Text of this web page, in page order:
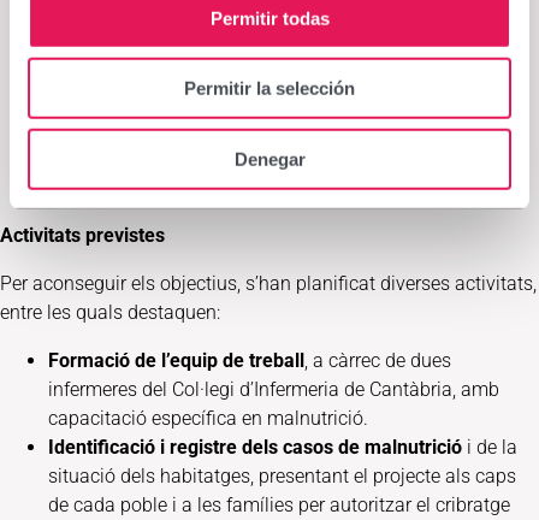
Permitir todas
Permitir la selección
Denegar
especialment sobre les causes i símptomes de la
malnutrició, les normes d’higiene i les bones
Laintroducció d’hàbits alimentaris saludablesen
les llars a través d’educació nutricional i
demostracions culinàries.
Activitats previstes
Per aconseguir els objectius, s’han planificat diverses activitats,
entre les quals destaquen:
Formació de l’equip de treball , a càrrec de dues
infermeres del Col·legi d’Infermeria de Cantàbria, amb
capacitació específica en malnutrició.
Identificació i registre dels casos de malnutrició i de la
situació dels habitatges, presentant el projecte als caps
de cada poble i a les famílies per autoritzar el cribratge